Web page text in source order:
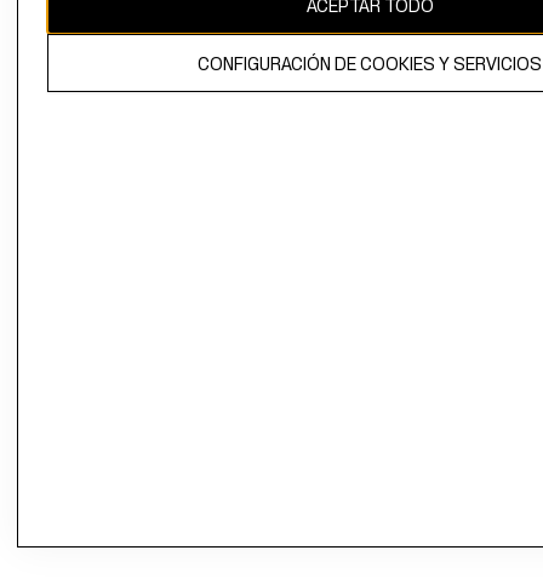
propiedad de H&M Hennes & Mauritz AB.ACEPTAR TODO
CONFIGURACIÓN DE COOKIES Y SERVICIOS